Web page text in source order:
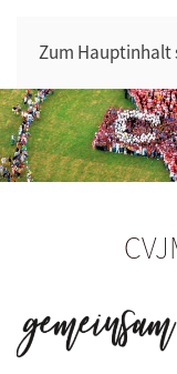
Zum Hauptinhalt